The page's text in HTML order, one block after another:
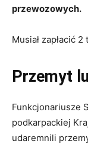
przewozowych.
Musiał zapłacić
Przemyt
Funkcjonariusze
podkarpackiej
udaremnili